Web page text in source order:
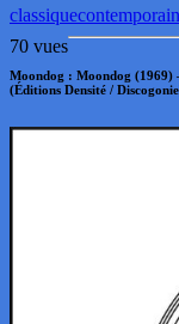
classiquecontemporain
70 vues
Moondog : Moondog (1969)
(Éditions Densité /